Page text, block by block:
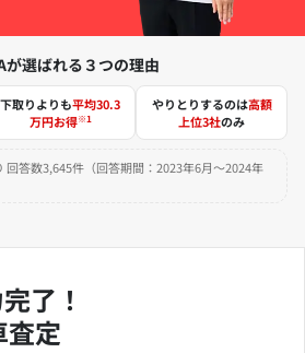
が選ばれる３つの理由
下取りよりも平均30.3
万円お得※1
やりとりするのは高額
上位3社のみ
答数3,645件（回答期間：2023年6月～2024年
了！
査定